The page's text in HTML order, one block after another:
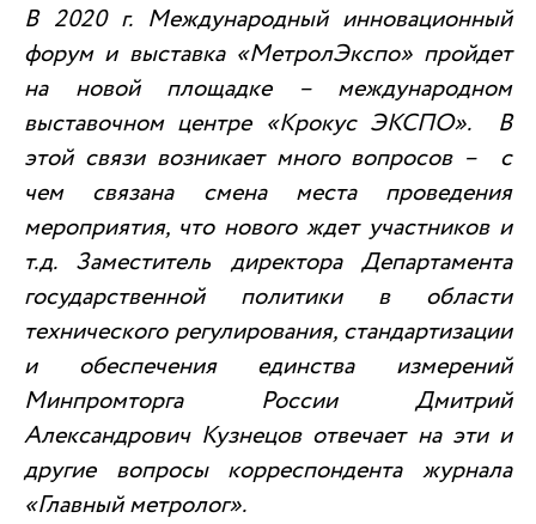
В 2020 г. Международный инновационный
форум и выставка «МетролЭкспо» пройдет
на новой площадке – международном
выставочном центре «Крокус ЭКСПО». В
этой связи возникает много вопросов – с
чем связана смена места проведения
мероприятия, что нового ждет участников и
т.д. Заместитель директора Департамента
государственной политики в области
технического регулирования, стандартизации
и обеспечения единства измерений
Минпромторга России Дмитрий
Александрович Кузнецов отвечает на эти и
другие вопросы корреспондента журнала
«Главный метролог».